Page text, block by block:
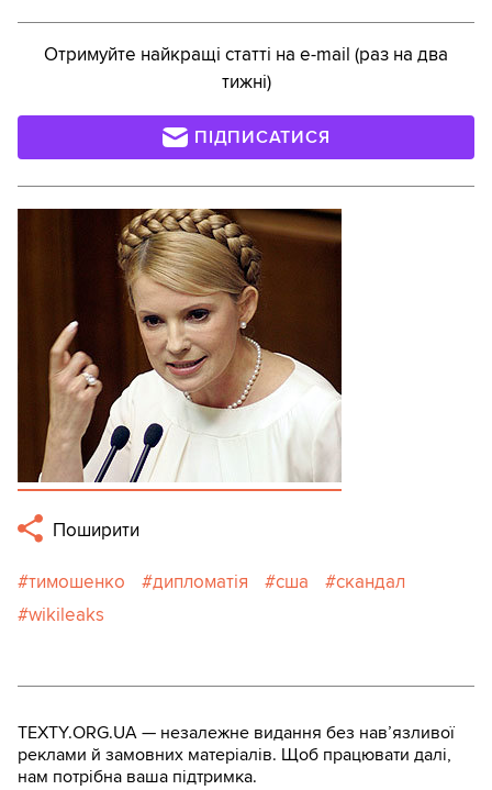
Отримуйте найкращі статті на e-mail (раз на два
тижні)
ПІДПИСАТИСЯ
Поширити
тимошенко дипломатія сша
скандал
wikileaks
TEXTY.ORG.UA — незалежне видання без навʼязливої
реклами й замовних матеріалів. Щоб працювати далі,
нам потрібна ваша підтримка.